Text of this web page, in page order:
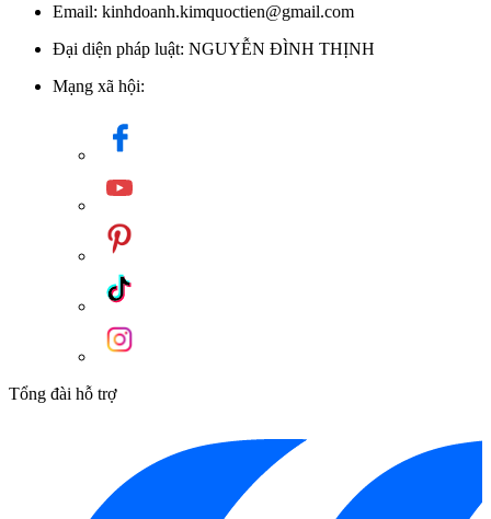
Email: kinhdoanh.kimquoctien@gmail.com
Đại diện pháp luật: NGUYỄN ĐÌNH THỊNH
Mạng xã hội:
Tổng đài hỗ trợ